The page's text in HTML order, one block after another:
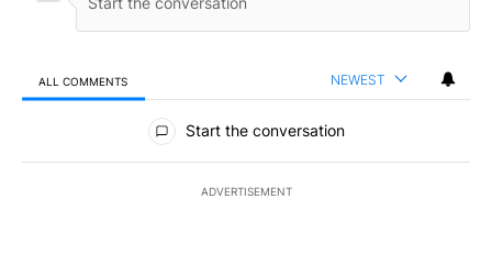
ALL COMMENTS NEWEST
All Comments
Start the conversation
ADVERTISEMENT